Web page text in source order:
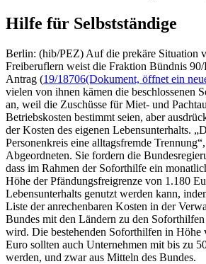
Hilfe für Selbstständige
Berlin: (hib/PEZ) Auf die prekäre Situation
Freiberuflern weist die Fraktion Bündnis
Antrag (19/18706(Dokument, öffnet ein
vielen von ihnen kämen die beschlossenen
an, weil die Zuschüsse für Miet- und
Betriebskosten bestimmt seien, aber
der Kosten des eigenen Lebensunterhalts.
Personenkreis eine alltagsfremde
Abgeordneten. Sie fordern die
dass im Rahmen der Soforthilfe ein
Höhe der Pfändungsfreigrenze von 1.180
Lebensunterhalts genutzt werden kann,
Liste der anrechenbaren Kosten in der
Bundes mit den Ländern zu den
wird. Die bestehenden Soforthilfen in Höhe
Euro sollten auch Unternehmen mit bis zu
werden, und zwar aus Mitteln des Bundes.